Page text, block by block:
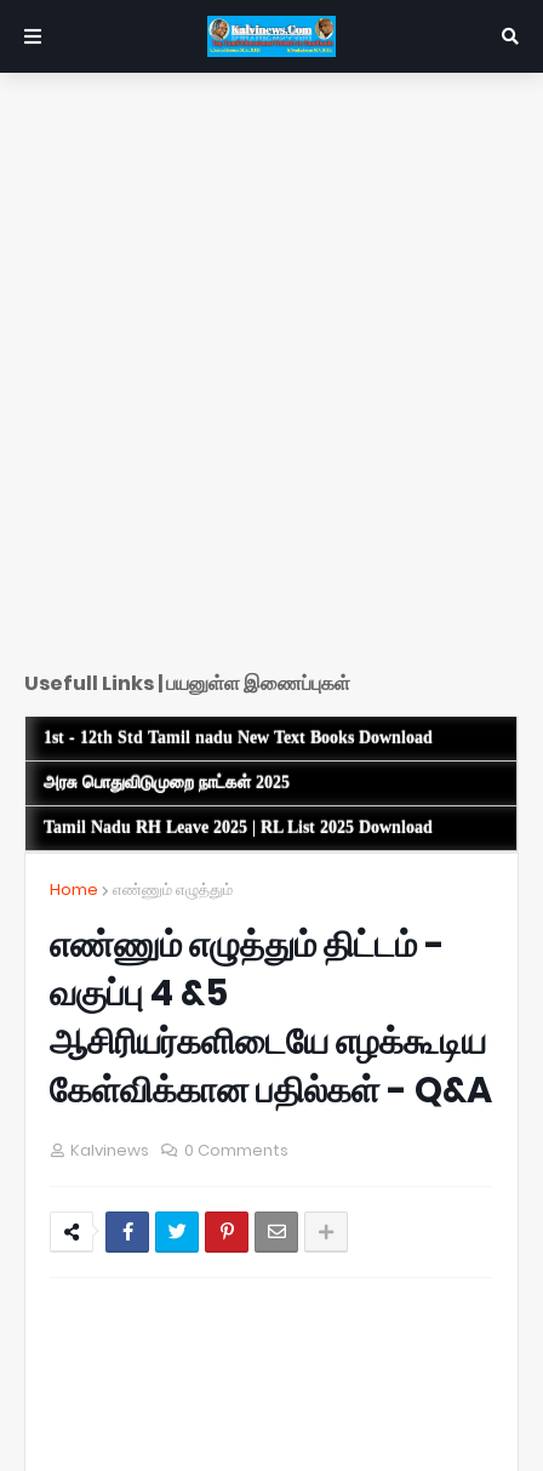
Usefull Links | பயனுள்ள இணைப்புகள்
1st - 12th Std Tamil nadu New Text Books Download
அரசு பொதுவிடுமுறை நாட்கள் 2025
Tamil Nadu RH Leave 2025 | RL List 2025 Download
Home எண்ணும் எழுத்தும்
எண்ணும் எழுத்தும் திட்டம் -
வகுப்பு 4 &5
ஆசிரியர்களிடையே எழக்கூடிய
கேள்விக்கான பதில்கள் - Q&A
Kalvinews 0 Comments